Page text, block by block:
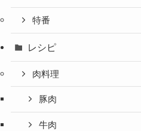
特番
レシピ
肉料理
豚肉
牛肉